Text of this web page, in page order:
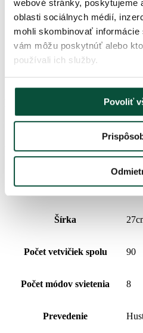
webové stránky, poskytujeme
oblasti sociálnych médií,
mohli skombinovať
vám môžu poskytnúť alebo
používali ich služby.
Povoliť
Váha (brutto) 18
Doba dodania 2
Najnižšia cena za posledných 30
Parametre produktu
Výška (so stojanom)
Šírka
Počet vetvičiek spolu 90
Počet módov svietenia 8
Prevedenie